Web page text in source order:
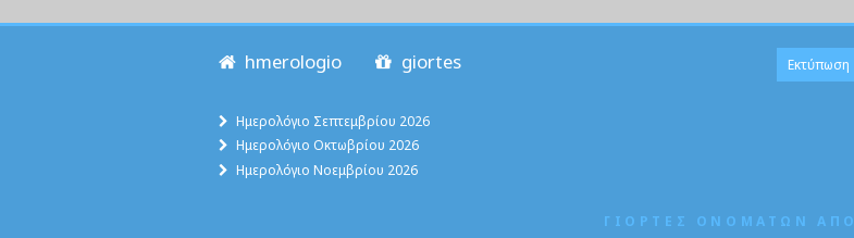
hmerologio giortes Εκτύπωση
Ημερολόγιο Σεπτεμβρίου 2026
Ημερολόγιο Οκτωβρίου 2026
Ημερολόγιο Νοεμβρίου 2026
ΓΙΟΡΤΕΣ ΟΝΟΜΑΤΩΝ ΑΠΟ